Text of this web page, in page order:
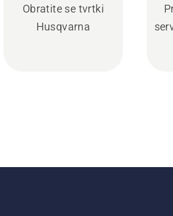
Obratite se tvrtki
Husqvarna